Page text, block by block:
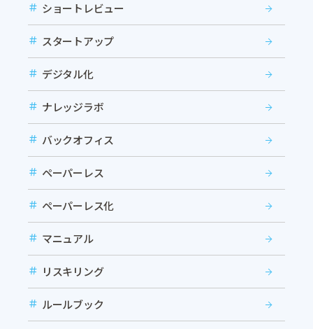
ショートレビュー
スタートアップ
デジタル化
ナレッジラボ
バックオフィス
ペーパーレス
ペーパーレス化
マニュアル
リスキリング
ルールブック